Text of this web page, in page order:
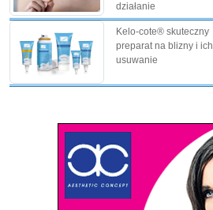
działanie
Kelo-cote® skuteczny
preparat na blizny i ich
usuwanie